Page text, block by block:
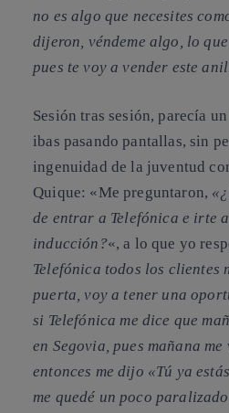
no es algo que necesites
dijeron, véndeme algo, lo
pues te voy a vender este
Sesión tras sesión, parecía
ibas pasando pantallas, sin
ingenuidad de la juventud
Quique: «Me preguntaron,
de entrar a Telefónica e irte
inducción?«, a lo que yo
Telefónica todos los clientes
puerta, voy a tener una
si Telefónica me dice que
en Segovia, pues mañana
entonces me dijo «Tú ya
me quedé un poco